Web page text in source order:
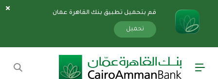
قم بتحميل تطبيق بنك القاهرة عمان
تحميل
سارة
«»